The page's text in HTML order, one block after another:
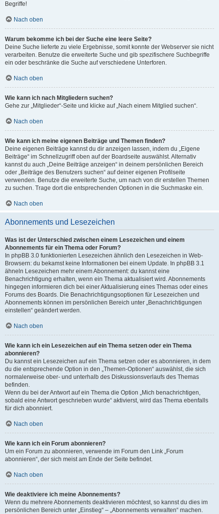
Begriffe!
Nach oben
Warum bekomme ich bei der Suche eine leere Seite?
Deine Suche lieferte zu viele Ergebnisse, somit konnte der Webserver sie nicht
verarbeiten. Benutze die erweiterte Suche und gib spezifischere Suchbegriffe
ein oder beschränke die Suche auf verschiedene Unterforen.
Nach oben
Wie kann ich nach Mitgliedern suchen?
Gehe zur „Mitglieder“-Seite und klicke auf „Nach einem Mitglied suchen“.
Nach oben
Wie kann ich meine eigenen Beiträge und Themen finden?
Deine eigenen Beiträge kannst du dir anzeigen lassen, indem du „Eigene
Beiträge“ im Schnellzugriff oben auf der Boardseite auswählst. Alternativ
kannst du auch „Deine Beiträge anzeigen“ in deinem persönlichen Bereich
oder „Beiträge des Benutzers suchen“ auf deiner eigenen Profilseite
verwenden. Benutze die erweiterte Suche, um nach von dir erstellen Themen
zu suchen. Trage dort die entsprechenden Optionen in die Suchmaske ein.
Nach oben
Abonnements und Lesezeichen
Was ist der Unterschied zwischen einem Lesezeichen und einem
Abonnements für ein Thema oder Forum?
In phpBB 3.0 funktionierten Lesezeichen ähnlich den Lesezeichen in Web-
Browsern: du bekamst keine Informationen bei einem Update. In phpBB 3.1
ähneln Lesezeichen mehr einem Abonnement: du kannst eine
Benachrichtigung erhalten, wenn ein Thema aktualisiert wird. Abonnements
hingegen informieren dich bei einer Aktualisierung eines Themas oder eines
Forums des Boards. Die Benachrichtigungsoptionen für Lesezeichen und
Abonnements können im persönlichen Bereich unter „Benachrichtigungen
einstellen“ geändert werden.
Nach oben
Wie kann ich ein Lesezeichen auf ein Thema setzen oder ein Thema
abonnieren?
Du kannst ein Lesezeichen auf ein Thema setzen oder es abonnieren, in dem
du die entsprechende Option in den „Themen-Optionen“ auswählst, die sich
normalerweise ober- und unterhalb des Diskussionsverlaufs des Themas
befinden.
Wenn du bei der Antwort auf ein Thema die Option „Mich benachrichtigen,
sobald eine Antwort geschrieben wurde“ aktivierst, wird das Thema ebenfalls
für dich abonniert.
Nach oben
Wie kann ich ein Forum abonnieren?
Um ein Forum zu abonnieren, verwende im Forum den Link „Forum
abonnieren“, der sich meist am Ende der Seite befindet.
Nach oben
Wie deaktiviere ich meine Abonnements?
Wenn du mehrere Abonnements deaktivieren möchtest, so kannst du dies im
persönlichen Bereich unter „Einstieg“ – „Abonnements verwalten“ machen.